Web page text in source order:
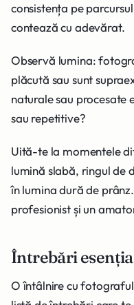
consistența pe
contează cu adevărat.
Observă lumina:
plăcută sau sunt
naturale sau procesate
sau repetitive?
Uită-te la momentele
lumină slabă, ringul de
în lumina dură de
profesionist și un
Întrebări
O întâlnire cu